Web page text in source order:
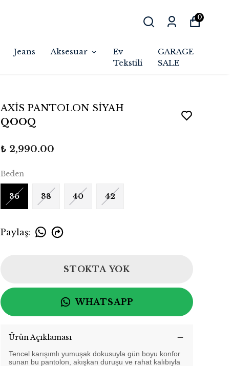
Jeans Aksesuar
Ev
Tekstili
GARAGE
SALE
0
AXİS PANTOLON SİYAH
QOOQ
₺ 2,990.00
Beden
36 38 40 42
Paylaş:
STOKTA YOK
WHATSAPP
Ürün Açıklaması
Tencel karışımlı yumuşak dokusuyla gün boyu konfor
sunan bu pantolon, akışkan duruşu ve rahat kalıbıyla